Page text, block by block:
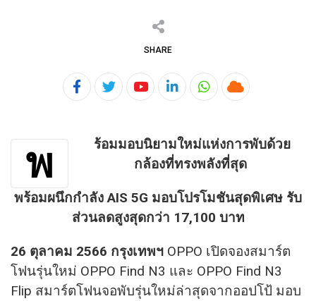
SHARE
YoutubeLinkedInWhatsapp
Cloud
พ
ร้อมมอบนิยามใหม่แห่งการพับด้วย
กล้องที่ทรงพลังที่สุด
พร้อมผนึกกำลัง AIS 5G มอบโปรโมชันสุดพิเศษ รับ
ส่วนลดสูงสุดกว่า 17,100 บาท
26 ตุลาคม 2566 กรุงเทพฯ OPPO เปิดจองสมาร์ต
โฟนรุ่นใหม่ OPPO Find N3 และ OPPO Find N3
Flip สมาร์ตโฟนจอพับรุ่นใหม่ล่าสุดจากออปโป้ มอบ